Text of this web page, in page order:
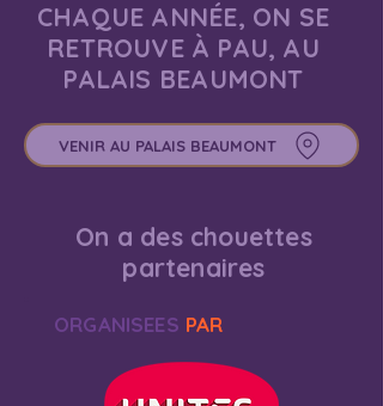
CHAQUE ANNÉE, ON SE
RETROUVE À PAU, AU
PALAIS BEAUMONT
VENIR AU PALAIS BEAUMONT
On a des chouettes
partenaires
ORGANISEES PAR